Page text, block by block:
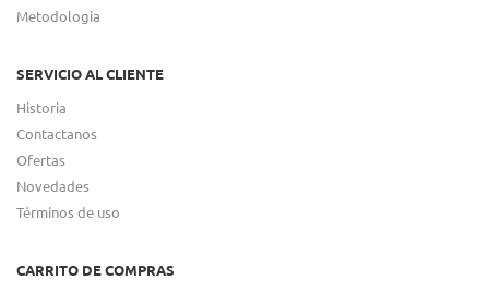
Metodologia
SERVICIO AL CLIENTE
Historia
Contactanos
Ofertas
Novedades
Términos de uso
CARRITO DE COMPRAS